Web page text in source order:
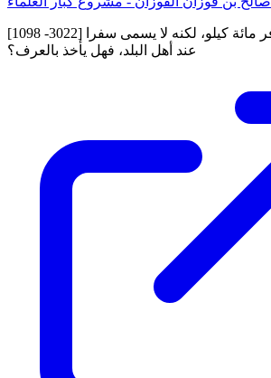
[1098 -3022] إذا كان الرجل يسافر مائة كيلو، لكنه لا يسمى سفرا
عند أهل البلد، فهل يأخذ بالعرف؟